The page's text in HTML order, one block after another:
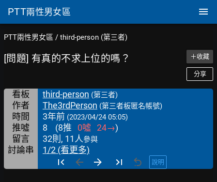
PTT兩性男女區
PTT兩性男女區 / third-person (第三者)
[問題] 有真的不求上位的嗎？ ＋收藏
分享
看板 third-person (第三者)
作者 The3rdPerson (第三者板匿名帳號)
時間 3年前 (2023/04/24 05:05)
推噓 8 (8推 0噓 24→)
留言
32則, 11人參與
討論串 1/2 (看更多)
說明